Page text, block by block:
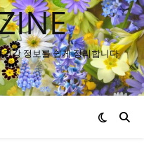
건강 정보를 쉽게 정리합니다